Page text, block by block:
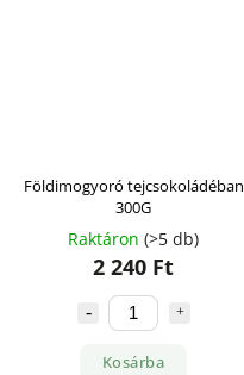
Földimogyoró tejcsokoládéban
300G
Raktáron (>5 db)
2 240 Ft
Kosárba